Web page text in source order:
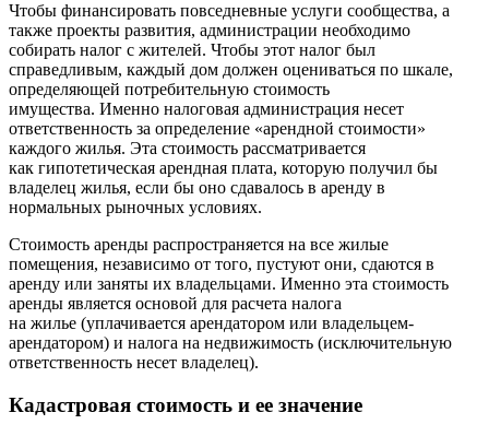
Чтобы финансировать повседневные услуги сообщества, а
также проекты развития, администрации необходимо
собирать налог с жителей. Чтобы этот налог был
справедливым, каждый дом должен оцениваться по шкале,
определяющей потребительную стоимость
имущества. Именно налоговая администрация несет
ответственность за определение «арендной стоимости»
каждого жилья. Эта стоимость рассматривается
как гипотетическая арендная плата, которую получил бы
владелец жилья, если бы оно сдавалось в аренду в
нормальных рыночных условиях.
Стоимость аренды распространяется на все жилые
помещения, независимо от того, пустуют они, сдаются в
аренду или заняты их владельцами. Именно эта стоимость
аренды является основой для расчета налога
на жилье (уплачивается арендатором или владельцем-
арендатором) и налога на недвижимость (исключительную
ответственность несет владелец).
Кадастровая стоимость и ее значение